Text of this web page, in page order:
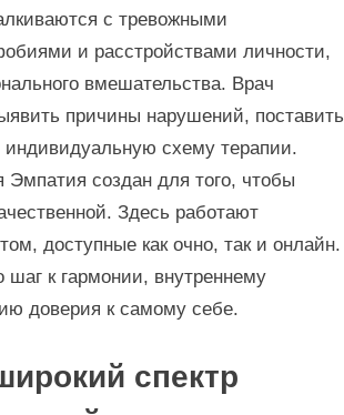
с тревожными
и расстройствами личности,
вмешательства. Врач
причины нарушений, поставить
индивидуальную схему терапии.
Эмпатия создан для того, чтобы
Здесь работают
доступные как очно, так и онлайн.
к гармонии, внутреннему
доверия к самому себе.
спектр